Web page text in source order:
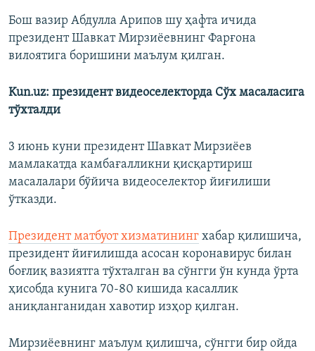
Бош вазир Абдулла Арипов шу ҳафта ичида
президент Шавкат Мирзиёевнинг Фарғона
вилоятига боришини маълум қилган.
Kun.uz: президент видеоселекторда Сўх масаласига
тўхталди
3 июнь куни президент ​Шавкат Мирзиёев
мамлакатда камбағалликни қисқартириш
масалалари бўйича видеоселектор йиғилиши
ўтказди.
Президент матбуот хизматининг хабар қилишича,
президент йиғилишда асосан коронавирус билан
боғлиқ вазиятга тўхталган ва сўнгги ўн кунда ўрта
ҳисобда кунига 70-80 кишида касаллик
аниқланганидан хавотир изҳор қилган.
Мирзиёевнинг маълум қилишча, сўнгги бир ойда